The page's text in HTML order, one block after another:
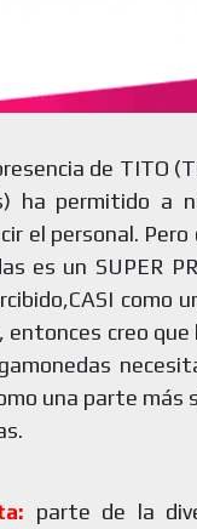
de TITO
ha permitido a
el personal.
es un SUPER
como
creo que
una parte más
parte de la